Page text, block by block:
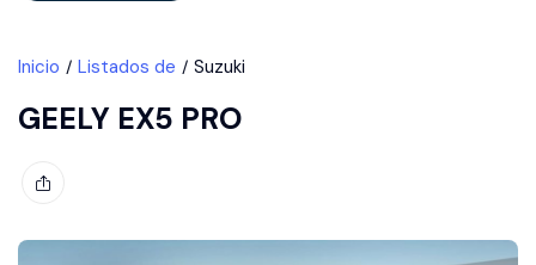
Inicio Listados de Suzuki
GEELY EX5 PRO